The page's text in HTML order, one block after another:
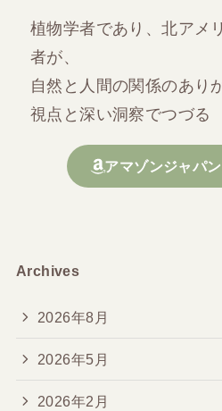
植物学者であり、北アメ
者が、
自然と人間の関係のあり
視点と深い洞察でつづる
アマゾンジャパン
Archives
2026年8月
2026年5月
2026年2月